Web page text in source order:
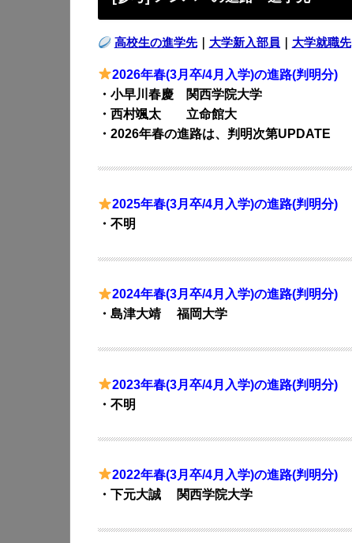
高校生の進学先｜ 大学新入部員 大学就職先
2026年春(3月卒/4月入学)の進路(判明分)
・小早川春慶 関西学院大学
・西村颯太 立命館大
・2026年春の進路は、判明次第UPDATE
2025年春(3月卒/4月入学)の進路(判明分)
・不明
2024年春(3月卒/4月入学)の進路(判明分)
・島津大靖 福岡大学
2023年春(3月卒/4月入学)の進路(判明分)
・不明
2022年春(3月卒/4月入学)の進路(判明分)
・下元大誠 関西学院大学